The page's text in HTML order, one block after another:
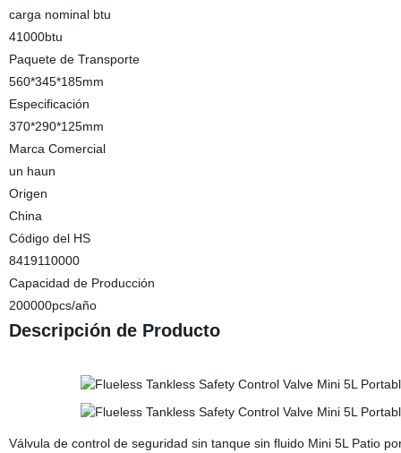
carga nominal btu
41000btu
Paquete de Transporte
560*345*185mm
Especificación
370*290*125mm
Marca Comercial
un haun
Origen
China
Código del HS
8419110000
Capacidad de Producción
200000pcs/año
Descripción de Producto
Válvula de control de seguridad sin tanque sin fluido Mini 5L Patio